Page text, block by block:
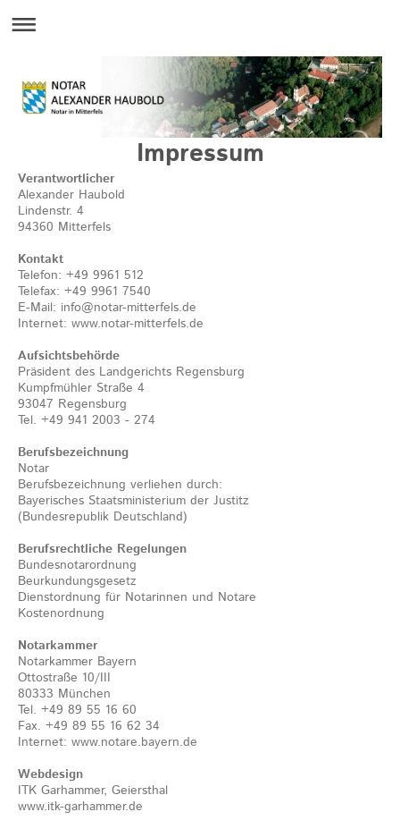
Impressum
Verantwortlicher
Alexander Haubold
Lindenstr. 4
94360 Mitterfels
Kontakt
Telefon: +49 9961 512
Telefax: +49 9961 7540
E-Mail: info@notar-mitterfels.de
Internet: www.notar-mitterfels.de
Aufsichtsbehörde
Präsident des Landgerichts Regensburg
Kumpfmühler Straße 4
93047 Regensburg
Tel. +49 941 2003 - 274
Berufsbezeichnung
Notar
Berufsbezeichnung verliehen durch:
Bayerisches Staatsministerium der Justitz
(Bundesrepublik Deutschland)
Berufsrechtliche Regelungen
Bundesnotarordnung
Beurkundungsgesetz
Dienstordnung für Notarinnen und Notare
Kostenordnung
Notarkammer
Notarkammer Bayern
Ottostraße 10/III
80333 München
Tel. +49 89 55 16 60
Fax. +49 89 55 16 62 34
Internet: www.notare.bayern.de
Webdesign
ITK Garhammer, Geiersthal
www.itk-garhammer.de